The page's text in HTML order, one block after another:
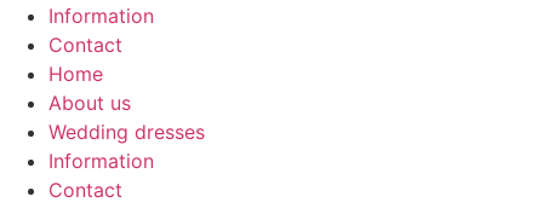
Information
Contact
Home
About us
Wedding dresses
Information
Contact